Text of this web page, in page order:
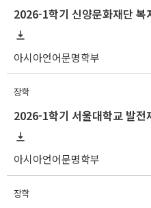
아시아언어문명학부
장학
아시아언어문명학부
장학